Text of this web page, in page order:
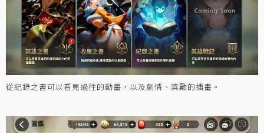
從紀錄之書可以看見過往的動畫，以及劇情、獎勵的插畫。